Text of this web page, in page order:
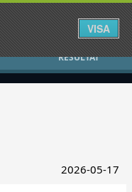
RESULTAT
2026-05-17
VISA